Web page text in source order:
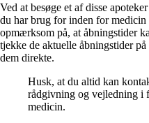
Ved at besøge et af disse
du har brug for inden for
opmærksom på, at åbningstider
tjekke de aktuelle åbningstider
dem direkte.
Husk, at du altid kan
rådgivning og vejledning i
medicin.